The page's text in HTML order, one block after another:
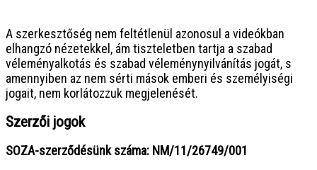
A szerkesztőség nem feltétlenül azonosul a videókban
elhangzó nézetekkel, ám tiszteletben tartja a szabad
véleményalkotás és szabad véleménynyilvánítás jogát, s
amennyiben az nem sérti mások emberi és személyiségi
jogait, nem korlátozzuk megjelenését.
Szerzői jogok
SOZA-szerződésünk száma: NM/11/26749/001